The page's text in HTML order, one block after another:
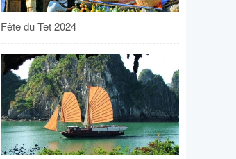
Fête du Tet 2024